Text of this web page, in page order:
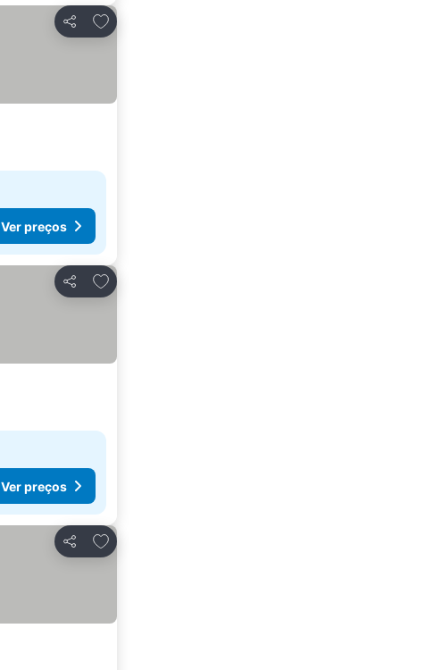
Partilhar
Adicionar aos favoritos
Ver preços
Partilhar
Adicionar aos favoritos
Ver preços
Partilhar
Adicionar aos favoritos